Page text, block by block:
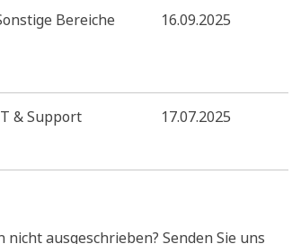
Bereiche 16.09.2025
& Support 17.07.2025
ausgeschrieben? Senden Sie uns